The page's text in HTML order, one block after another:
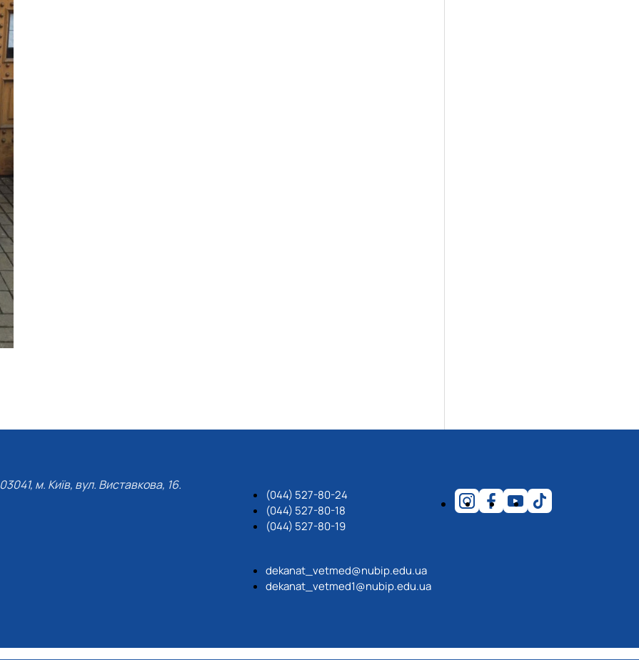
03041, м. Київ, вул. Виставкова, 16.
(044) 527-80-24
(044) 527-80-18
(044) 527-80-19
dekanat_vetmed@nubip.edu.ua
dekanat_vetmed1@nubip.edu.ua